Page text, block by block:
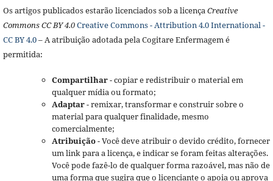
Os artigos publicados estarão licenciados sob a licençaCreative
Commons CC BY 4.0Creative Commons - Attribution 4.0 International -
CC BY 4.0– A atribuição adotada pela Cogitare Enfermagem é
permitida:
Compartilhar- copiar e redistribuir o material em
qualquer mídia ou formato;
Adaptar- remixar, transformar e construir sobre o
material para qualquer finalidade, mesmo
comercialmente;
Atribuição- Você deve atribuir o devido crédito, fornecer
um link para a licença, e indicar se foram feitas alterações.
Você pode fazê-lo de qualquer forma razoável, mas não de
uma forma que sugira que o licenciante o apoia ou aprova